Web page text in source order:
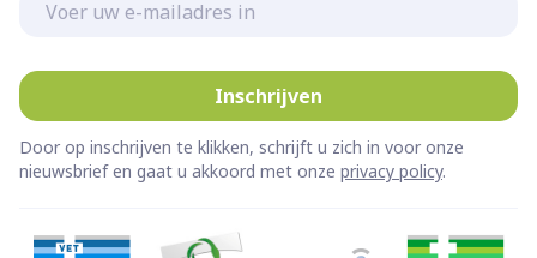
Inschrijven
Door op inschrijven te klikken, schrijft u zich in voor onze
nieuwsbrief en gaat u akkoord met onze privacy policy.